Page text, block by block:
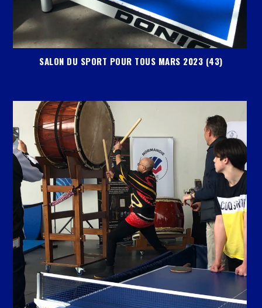
SALON DU SPORT POUR TOUS MARS 2023 (43)